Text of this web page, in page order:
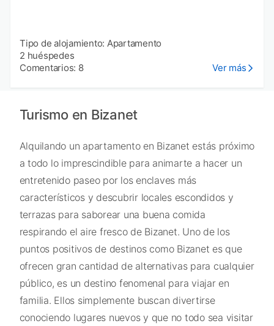
Tipo de alojamiento: Apartamento
2 huéspedes
Comentarios: 8
Ver más
Turismo en Bizanet
Alquilando un apartamento en Bizanet estás próximo
a todo lo imprescindible para animarte a hacer un
entretenido paseo por los enclaves más
característicos y descubrir locales escondidos y
terrazas para saborear una buena comida
respirando el aire fresco de Bizanet. Uno de los
puntos positivos de destinos como Bizanet es que
ofrecen gran cantidad de alternativas para cualquier
público, es un destino fenomenal para viajar en
familia. Ellos simplemente buscan divertirse
conociendo lugares nuevos y que no todo sea visitar